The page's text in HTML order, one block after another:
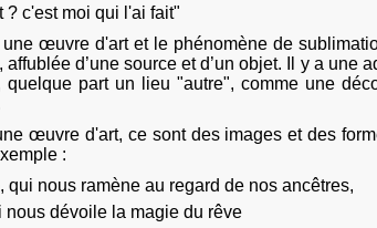
? c'est moi qui l'ai fait"
œuvre d'art et le phénomène de
affublée d’une source et d’un objet. Il y a une
quelque part un lieu "autre", comme une
œuvre d'art, ce sont des images et des
:
qui nous ramène au regard de nos ancêtres,
nous dévoile la magie du rêve